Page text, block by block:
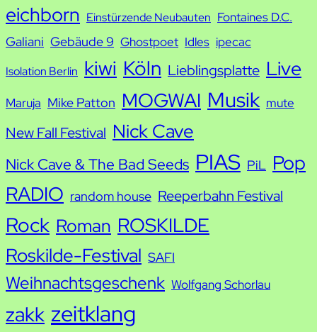
eichborn Einstürzende Neubauten Fontaines D.C.
Galiani Gebäude 9 Ghostpoet Idles ipecac
Isolation Berlin kiwi Köln Lieblingsplatte Live
Maruja Mike Patton MOGWAI Musik mute
New Fall Festival Nick Cave
Nick Cave & The Bad Seeds PIAS PiL Pop
RADIO random house Reeperbahn Festival
Rock Roman ROSKILDE
Roskilde-Festival SAFI
Weihnachtsgeschenk Wolfgang Schorlau
zakk zeitklang